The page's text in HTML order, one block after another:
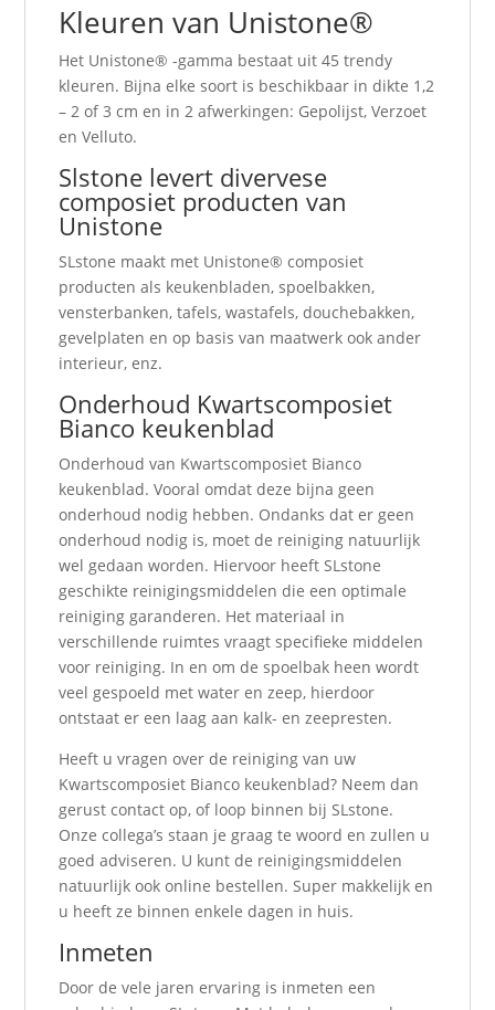
Kleuren van Unistone®
Het Unistone® -gamma bestaat uit 45 trendy
kleuren. Bijna elke soort is beschikbaar in dikte 1,2
– 2 of 3 cm en in 2 afwerkingen: Gepolijst, Verzoet
en Velluto.
Slstone levert divervese
composiet producten van
Unistone
SLstone maakt met Unistone® composiet
producten als keukenbladen, spoelbakken,
vensterbanken, tafels, wastafels, douchebakken,
gevelplaten en op basis van maatwerk ook ander
interieur, enz.
Onderhoud Kwartscomposiet
Bianco keukenblad
Onderhoud van Kwartscomposiet Bianco
keukenblad. Vooral omdat deze bijna geen
onderhoud nodig hebben. Ondanks dat er geen
onderhoud nodig is, moet de reiniging natuurlijk
wel gedaan worden. Hiervoor heeft SLstone
geschikte reinigingsmiddelen die een optimale
reiniging garanderen. Het materiaal in
verschillende ruimtes vraagt specifieke middelen
voor reiniging. In en om de spoelbak heen wordt
veel gespoeld met water en zeep, hierdoor
ontstaat er een laag aan kalk- en zeepresten.
Heeft u vragen over de reiniging van uw
Kwartscomposiet Bianco keukenblad? Neem dan
gerust contact op, of loop binnen bij SLstone.
Onze collega’s staan je graag te woord en zullen u
goed adviseren. U kunt de reinigingsmiddelen
natuurlijk ook online bestellen. Super makkelijk en
u heeft ze binnen enkele dagen in huis.
Inmeten
Door de vele jaren ervaring is inmeten een